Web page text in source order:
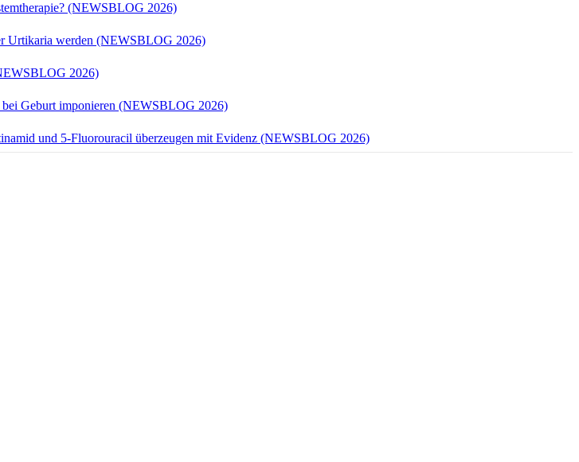
(NEWSBLOG 2026)
Urtikaria werden (NEWSBLOG 2026)
2026)
bei Geburt imponieren (NEWSBLOG 2026)
und 5-Fluorouracil überzeugen mit Evidenz (NEWSBLOG 2026)